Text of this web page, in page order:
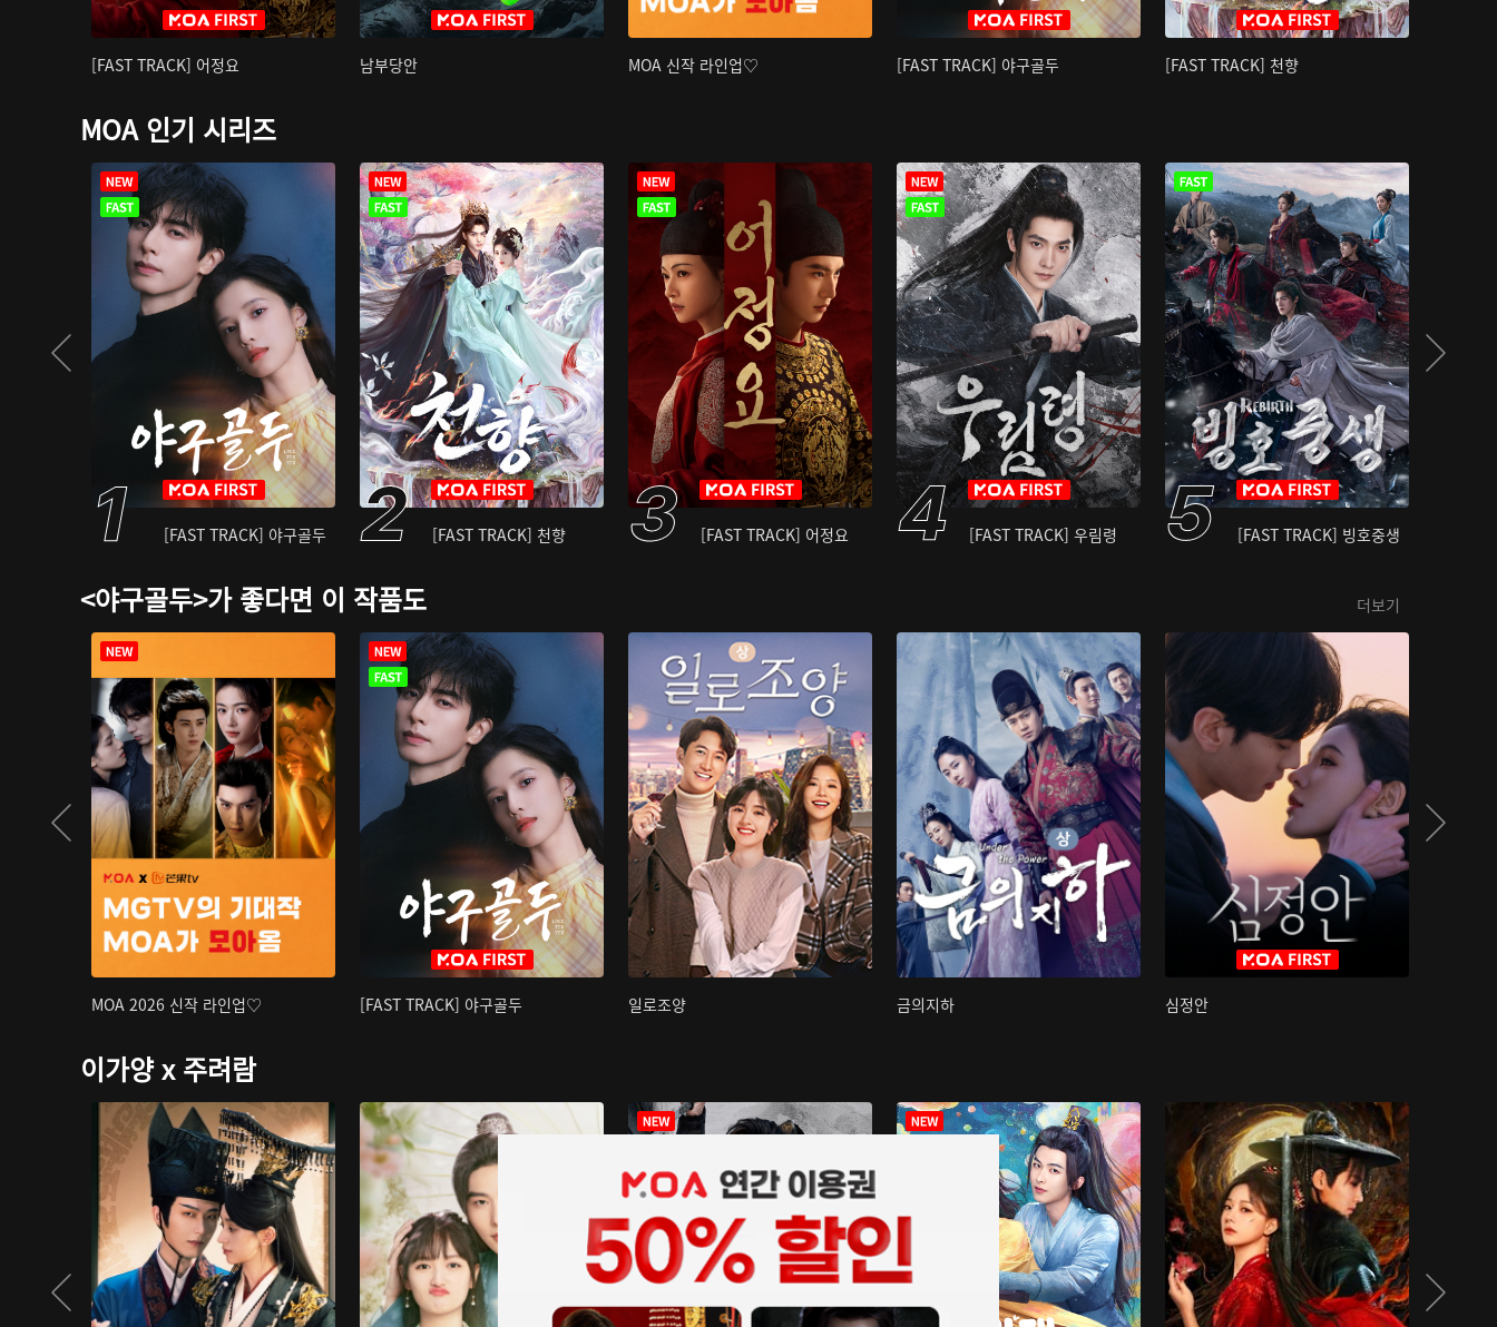
[FAST TRACK] 어정요 남부당안 MOA 신작 라인업♡ [FAST TRACK] 야구골두 [FAST TRACK] 천향
MOA 인기 시리즈
[FAST TRACK] 야구골두 [FAST TRACK] 천향 [FAST TRACK] 어정요 [FAST TRACK] 우림령 [FAST TRACK] 빙호중생
<야구골두>가 좋다면 이 작품도 더보기
MOA 2026 신작 라인업♡ [FAST TRACK] 야구골두 일로조양 금의지하 심정안
이가양 x 주려람